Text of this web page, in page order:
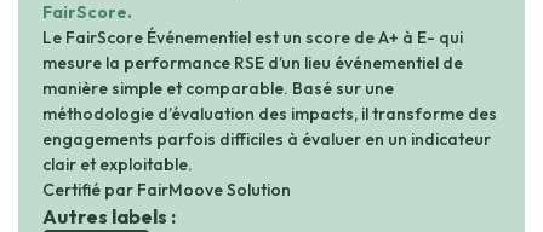
FairScore.
Le FairScore Événementiel est un score de A+ à E- qui
mesure la performance RSE d’un lieu événementiel de
manière simple et comparable. Basé sur une
méthodologie d’évaluation des impacts, il transforme des
engagements parfois difficiles à évaluer en un indicateur
clair et exploitable.
Certifié par FairMoove Solution
Autres labels :